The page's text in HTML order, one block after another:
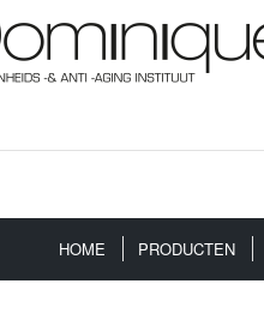
HOME PRODUCTEN